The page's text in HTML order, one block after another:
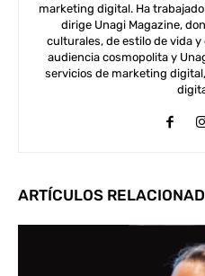
marketing digital. Ha
dirige Unagi Magazine,
culturales, de estilo de vida
audiencia cosmopolita y
servicios de marketing
ARTÍCULOS